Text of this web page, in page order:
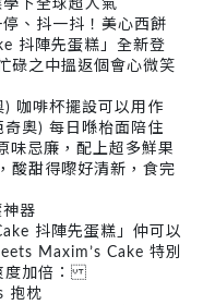
下全球超人氣
、抖一抖！美心西餅
抖陣先蛋糕」全新登
碌之中搵返個會心微笑
咖啡杯擺設可以用作
奇奧) 每日喺枱面陪住
味忌廉，配上超多鮮果
酸甜得嚟好清新，食完
器
抖陣先蛋糕」仲可以
Maxim’s Cake 特別
度加倍：
抱枕